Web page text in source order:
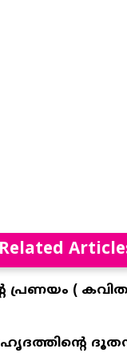
Related
പ്രണയം (